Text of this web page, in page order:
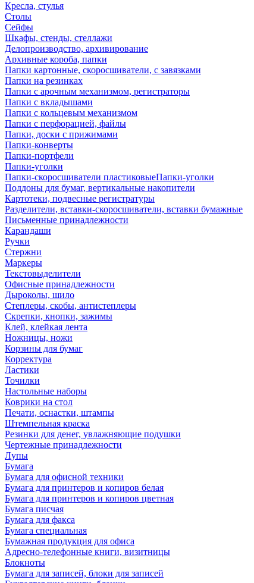
Кресла, стулья
Столы
Сейфы
Шкафы, стенды, стеллажи
Делопроизводство, архивирование
Архивные короба, папки
Папки картонные, скоросшиватели, с завязками
Папки на резинках
Папки с арочным механизмом, регистраторы
Папки с вкладышами
Папки с кольцевым механизмом
Папки с перфорацией, файлы
Папки, доски с прижимами
Папки-конверты
Папки-портфели
Папки-уголки
Папки-скоросшиватели пластиковыеПапки-уголки
Поддоны для бумаг, вертикальные накопители
Картотеки, подвесные регистратуры
Разделители, вставки-скоросшиватели, вставки бумажные
Письменные принадлежности
Карандаши
Ручки
Стержни
Маркеры
Текстовыделители
Офисные принадлежности
Дыроколы, шило
Степлеры, скобы, антистеплеры
Скрепки, кнопки, зажимы
Клей, клейкая лента
Ножницы, ножи
Корзины для бумаг
Корректура
Ластики
Точилки
Настольные наборы
Коврики на стол
Печати, оснастки, штампы
Штемпельная краска
Резинки для денег, увлажняющие подушки
Чертежные принадлежности
Лупы
Бумага
Бумага для офисной техники
Бумага для принтеров и копиров белая
Бумага для принтеров и копиров цветная
Бумага писчая
Бумага для факса
Бумага специальная
Бумажная продукция для офиса
Адресно-телефонные книги, визитницы
Блокноты
Бумага для записей, блоки для записей